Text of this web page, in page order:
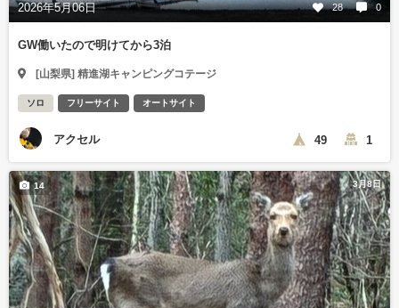
2026年5月06日 28 0
GW働いたので明けてから3泊
[山梨県] 精進湖キャンピングコテージ
ソロ フリーサイト オートサイト
アクセル 49 1
3月8日
14